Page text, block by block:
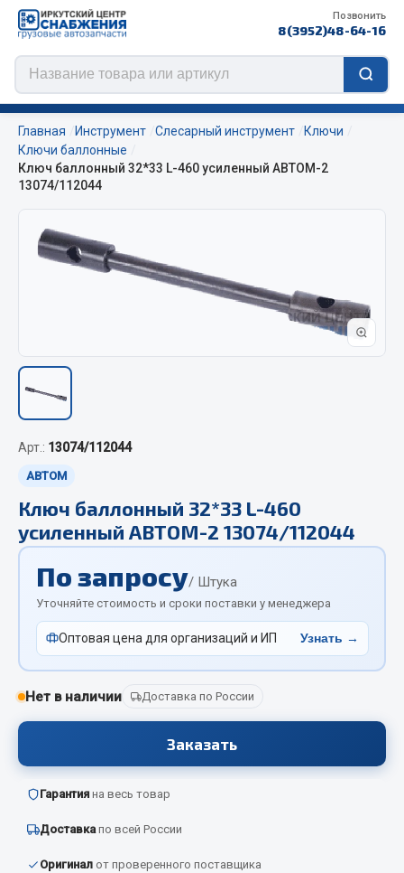
Позвонить
8(3952)48-64-16
Цепи противоскольжения
ЦЕПИ РОССИЯ
ЦЕПИ BOHU (Китай)
Изготовление цепей на колеса BOHU
Весь раздел
Отопители салона, подогреватели
Автономные воздушные отопители
Жидкостные подогреватели
Отопители салона
Подогреватели тосола
Весь раздел
Автозвук
Автокаталоги
Аксессуары автомобильные
Аптечки и знаки автомобильные
Брызговики
Вентиляторы кабины
Главная Инструмент Слесарный инструмент
Ключи
Ключи баллонные
Ключ баллонный 32*33 L-460 усиленный АВТОМ-2
13074/112044
Арт.: 13074/112044
АВТОМ
Ключ баллонный 32*33 L-460
усиленный АВТОМ-2 13074/112044
По запросу/ Штука
Уточняйте стоимость и сроки поставки у менеджера
Оптовая цена для организаций и ИП Узнать →
Нет в наличии Доставка по России
Заказать
Гарантия на весь товар
Доставкапо всей России
Оригинал от проверенного поставщика